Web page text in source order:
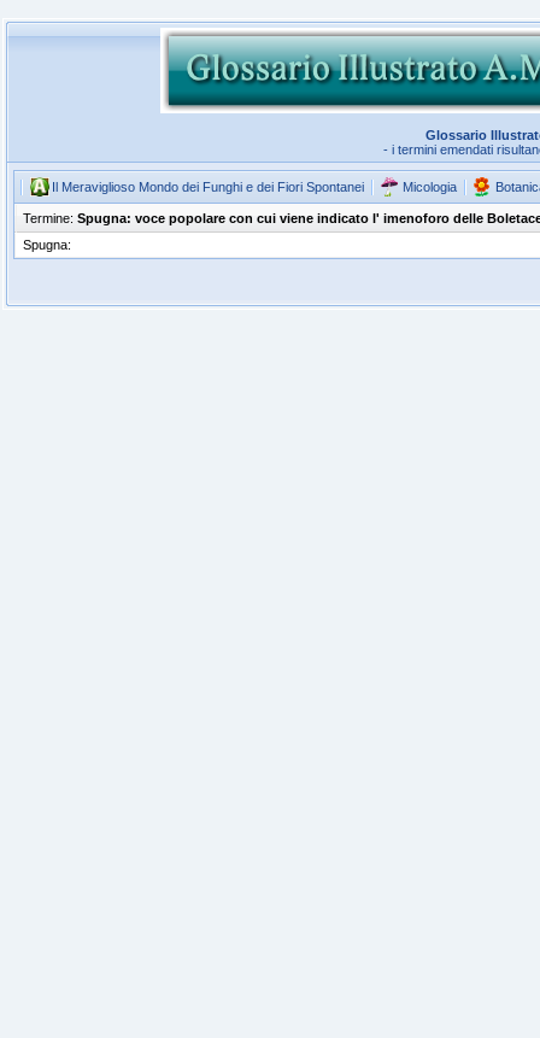
Glossario
- i termini emendati
Il Meraviglioso Mondo dei Funghi e dei Fiori Spontanei Micologia
Termine: Spugna: voce popolare con cui viene indicato l' imenoforo delle
Spugna: